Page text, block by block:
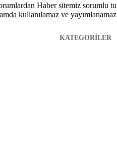
Haber sitemiz sorumlu
kullanılamaz ve
KATEGORİLER